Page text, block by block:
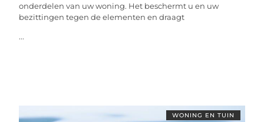
onderdelen van uw woning. Het beschermt u en uw
bezittingen tegen de elementen en draagt
...
WONING EN TUIN